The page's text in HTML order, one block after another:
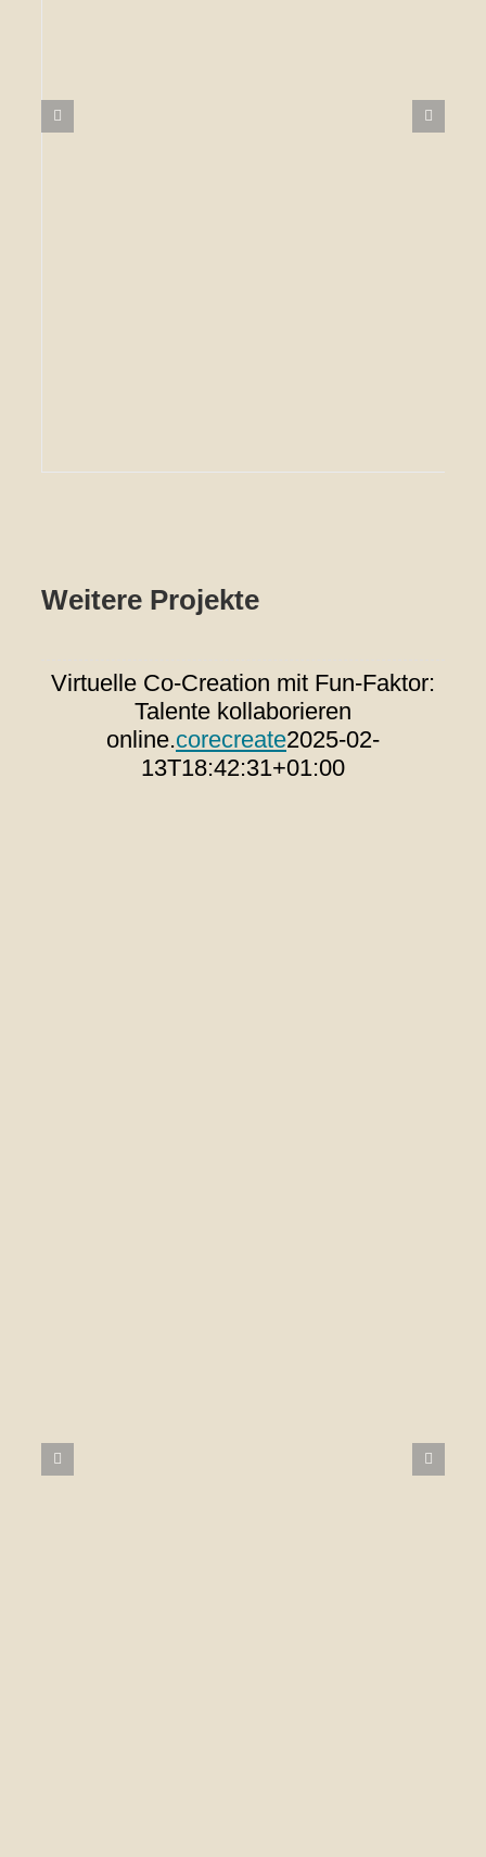
Weitere Projekte
Virtuelle Co-Creation mit Fun-Faktor:
Talente kollaborieren
online.corecreate2025-02-
13T18:42:31+01:00